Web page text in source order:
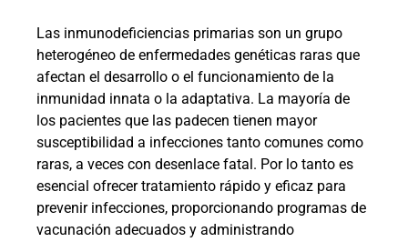
Las inmunodeficiencias primarias son un grupo
heterogéneo de enfermedades genéticas raras que
afectan el desarrollo o el funcionamiento de la
inmunidad innata o la adaptativa. La mayoría de
los pacientes que las padecen tienen mayor
susceptibilidad a infecciones tanto comunes como
raras, a veces con desenlace fatal. Por lo tanto es
esencial ofrecer tratamiento rápido y eficaz para
prevenir infecciones, proporcionando programas de
vacunación adecuados y administrando